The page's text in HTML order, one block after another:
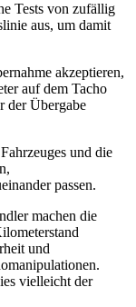
Tests von zufällig
aus, um damit
akzeptieren,
auf dem Tacho
der Übergabe
und die
passen.
machen die
und
vielleicht der